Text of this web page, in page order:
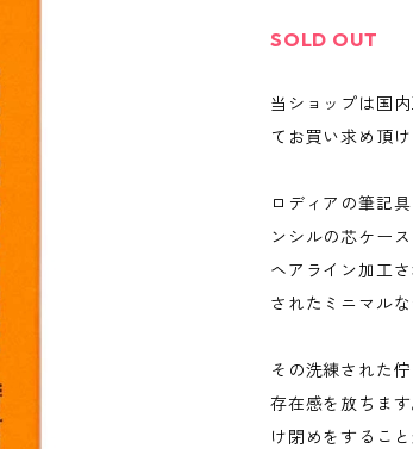
SOLD OUT
当ショップは国
てお買い求め頂け
ロディアの筆記
ンシルの芯ケー
ヘアライン加工
されたミニマルな
その洗練された
存在感を放ちま
け閉めをするこ